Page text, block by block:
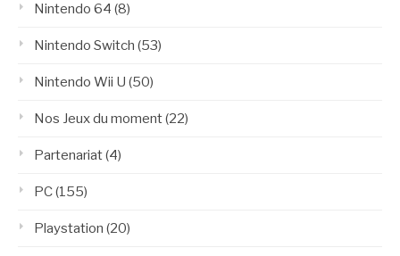
Nintendo 64 (8)
Nintendo Switch (53)
Nintendo Wii U (50)
Nos Jeux du moment(22)
Partenariat(4)
PC(155)
Playstation (20)